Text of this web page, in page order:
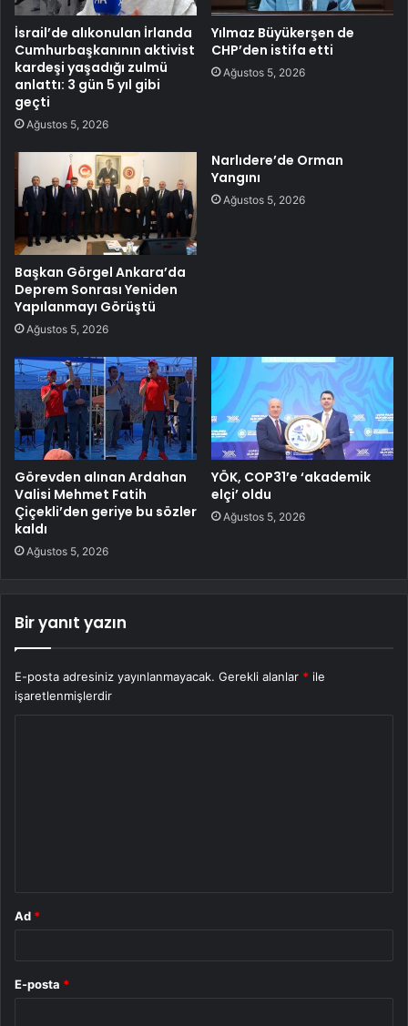
İsrail’de alıkonulan İrlanda
Cumhurbaşkanının aktivist
kardeşi yaşadığı zulmü
anlattı: 3 gün 5 yıl gibi
geçti
Ağustos 5, 2026
Yılmaz Büyükerşen de
CHP’den istifa etti
Ağustos 5, 2026
Başkan Görgel Ankara’da
Deprem Sonrası Yeniden
Yapılanmayı Görüştü
Ağustos 5, 2026
Narlıdere’de Orman
Yangını
Ağustos 5, 2026
Görevden alınan Ardahan
Valisi Mehmet Fatih
Çiçekli’den geriye bu sözler
kaldı
Ağustos 5, 2026
YÖK, COP31’e ‘akademik
elçi’ oldu
Ağustos 5, 2026
Bir yanıt yazın
E-posta adresiniz yayınlanmayacak. Gerekli alanlar * ile
işaretlenmişlerdir
Ad *
E-posta *